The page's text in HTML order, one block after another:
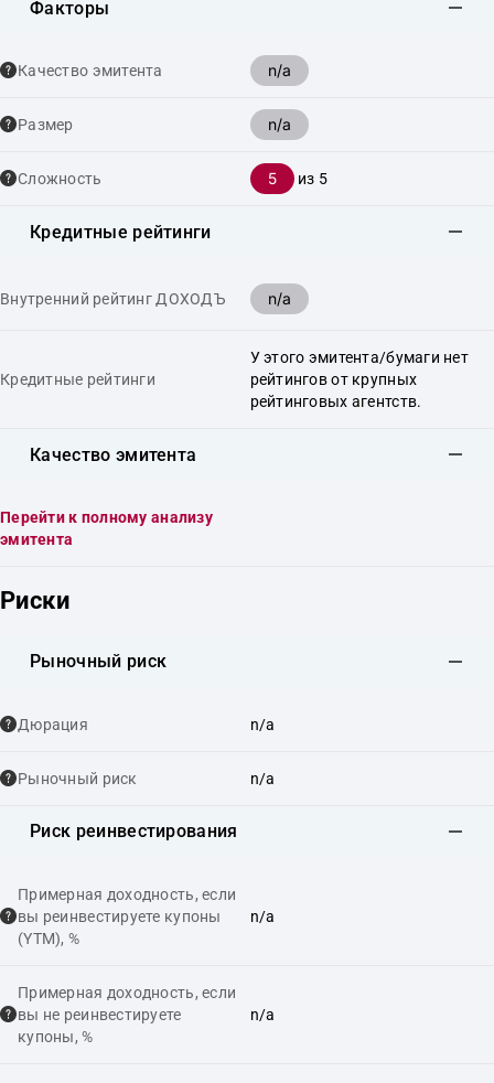
Факторы
Качество эмитента n/a
Размер n/a
Сложность 5 из 5
Кредитные рейтинги
Внутренний рейтинг ДОХОДЪ n/a
Кредитные рейтинги
У этого эмитента/бумаги нет
рейтингов от крупных
рейтинговых агентств.
Качество эмитента
Перейти к полному анализу
эмитента
Риски
Рыночный риск
Дюрация n/a
Рыночный риск n/a
Риск реинвестирования
Примерная доходность, если
вы реинвестируете купоны
(YTM), %
n/a
Примерная доходность, если
вы не реинвестируете
купоны, %
n/a